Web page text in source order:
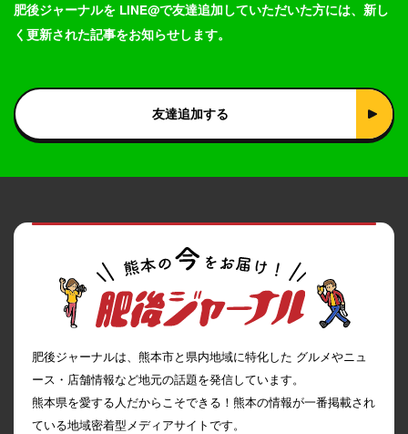
肥後ジャーナルを LINE@で友達追加していただいた方には、新し
く更新された記事をお知らせします。
友達追加する
肥後ジャーナルは、熊本市と県内地域に特化した グルメやニュ
ース・店舗情報など地元の話題を発信しています。
熊本県を愛する人だからこそできる！熊本の情報が一番掲載され
ている地域密着型メディアサイトです。